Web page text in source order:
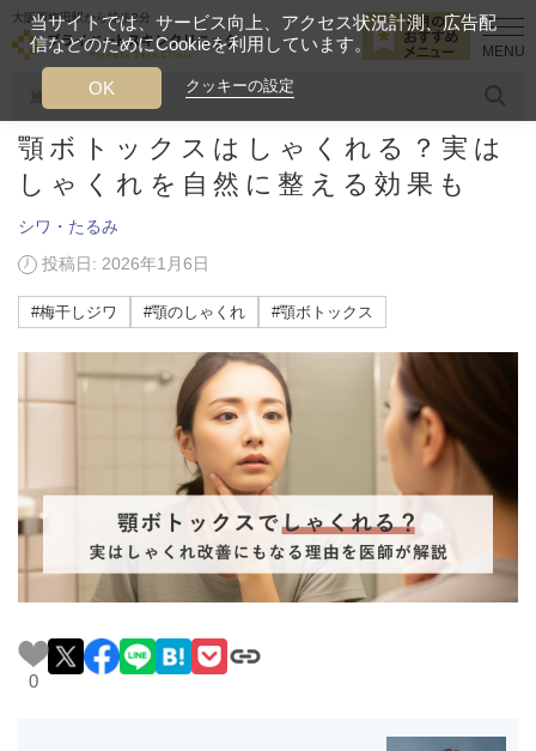
大阪西梅田駅から徒歩2分
人気のワード 糸リフト ヒアルロン酸 リジュランアイ
当クリニック月替わりのおすすめのメニュー
選ばれる理由
クリニックについて
料金一覧
美容ブログ シワ・たるみ 顎ボトックスはしゃくれる？
顎ボトックスはしゃくれる？実は
しゃくれを自然に整える効果も
シワ・たるみ
投稿日: 2026年1月6日
#梅干しジワ #顎のしゃくれ #顎ボトックス
0
当サイトでは、サービス向上、アクセス状況計測、広告配
信などのためにCookieを利用しています。
クッキーの設定
OK